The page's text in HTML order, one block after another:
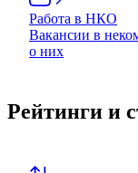
Работа в НКО
Вакансии в
о них
Рейтинги и